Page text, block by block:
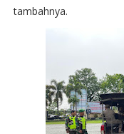
tambahnya.